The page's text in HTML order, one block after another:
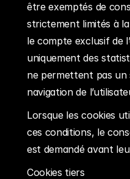
être exemptés de
strictement limités à
le compte exclusif de
uniquement des
ne permettent pas un
navigation de
Lorsque les cookies
ces conditions, le
est demandé avant
Cookies tiers